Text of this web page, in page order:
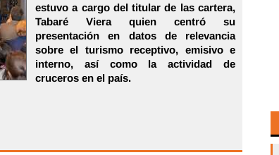
estuvo a cargo del titular de las cartera,
Tabaré Viera quien centró su
presentación en datos de relevancia
sobre el turismo receptivo, emisivo e
interno, así como la actividad de
cruceros en el país.